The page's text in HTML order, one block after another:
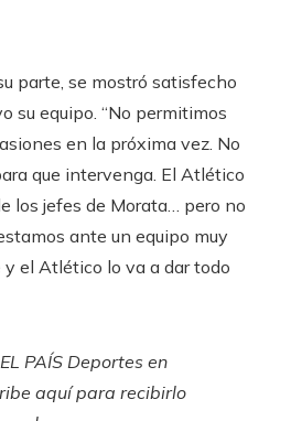
parte, se mostró satisfecho
su equipo. “No permitimos
en la próxima vez. No
que intervenga. El Atlético
los jefes de Morata… pero no
ante un equipo muy
el Atlético lo va a dar todo
PAÍS Deportes en
aquí para recibirlo